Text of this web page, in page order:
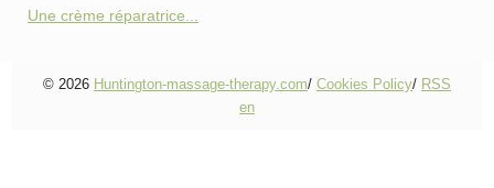
Une crème réparatrice...
© 2026 Huntington-massage-therapy.com/ Cookies Policy/ RSS
en